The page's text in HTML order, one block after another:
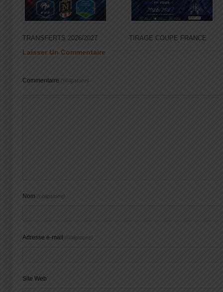
TRANSFERTS 2026/2027 TIRAGE COUPE FRANCE
Laisser Un Commentaire
Commentaire (obligatoire)
Nom (obligatoire)
Adresse e-mail (obligatoire)
Site Web